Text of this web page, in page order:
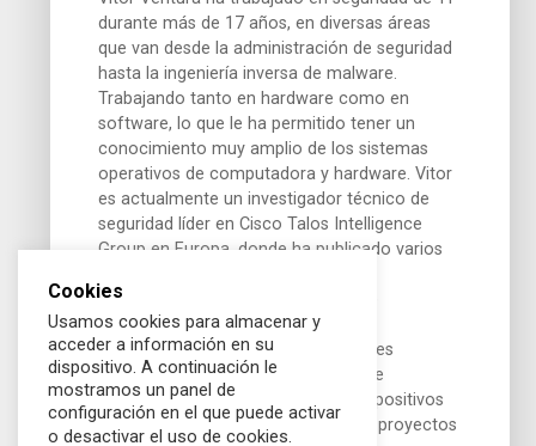
durante más de 17 años, en diversas áreas
que van desde la administración de seguridad
hasta la ingeniería inversa de malware.
Trabajando tanto en hardware como en
software, lo que le ha permitido tener un
conocimiento muy amplio de los sistemas
operativos de computadora y hardware. Vitor
es actualmente un investigador técnico de
seguridad líder en Cisco Talos Intelligence
Group en Europa, donde ha publicado varios
Mientras realiza las evaluaciones de
seguridad, Vitor lidera los proyectos
emblemáticos como las evaluaciones
Connected Car y las evaluaciones de
seguridad ICS de petróleo y gas, dispositivos
móviles personalizados entre otros proyectos
Cookies
Usamos cookies para almacenar y
acceder a información en su
dispositivo. A continuación le
mostramos un panel de
configuración en el que puede activar
o desactivar el uso de cookies.